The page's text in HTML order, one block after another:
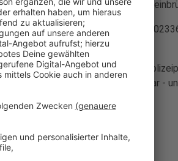
Hauptsaison für
berät die EN-Polizei telefonisch
zu dem Thema.
denn in dieser Stadt ist das
Uhr ist dort heute jemand erreichbar -